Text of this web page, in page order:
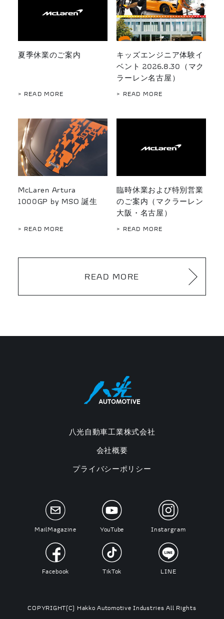
夏季休業のご案内
> READ MORE
キッズエンジニア体験イ
ベント 2026.8.30（マク
ラーレン名古屋）
> READ MORE
McLaren Artura
1000GP by MSO 誕生
> READ MORE
臨時休業および特別営業
のご案内（マクラーレン
大阪・名古屋）
> READ MORE
READ MORE
八光自動車工業株式会社
会社概要
プライバシーポリシー
MailMagazine YouTube Instargram
Facebook TikTok LINE
COPYRIGHT(C) Hakko Automotive Industries All Rights